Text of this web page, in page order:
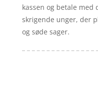
kassen og betale med
skrigende unger, der
og søde sager.